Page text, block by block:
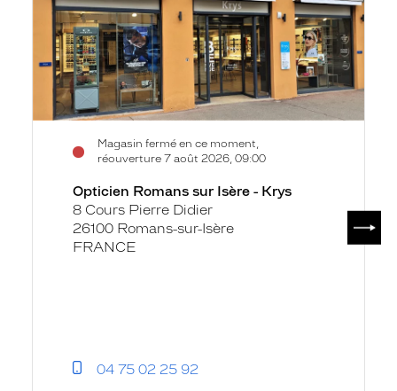
Isère
Krys
Magasin fermé en ce moment,
réouverture 7 août 2026, 09:00
Opticien Romans sur Isère - Krys
8 Cours Pierre Didier
26100 Romans-sur-Isère
FRANCE
04 75 02 25 92